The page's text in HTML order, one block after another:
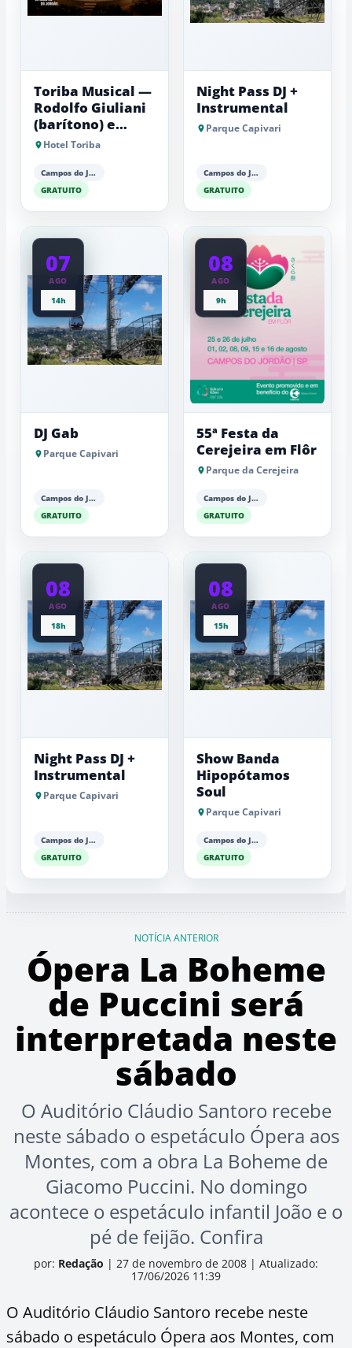
Toriba Musical —
Rodolfo Giuliani
(barítono) e
Antonio Luiz
Hotel Toriba
Campos do Jordão
GRATUITO
Night Pass DJ +
Instrumental
Parque Capivari
Campos do Jordão
GRATUITO
07
AGO
14h
DJ Gab
Parque Capivari
Campos do Jordão
GRATUITO
08
AGO
9h
55ª Festa da
Cerejeira em Flôr
Parque da Cerejeira
Campos do Jordão
GRATUITO
08
AGO
18h
Night Pass DJ +
Instrumental
Parque Capivari
Campos do Jordão
GRATUITO
08
AGO
15h
Show Banda
Hipopótamos
Soul
Parque Capivari
Campos do Jordão
GRATUITO
NOTÍCIA ANTERIOR
Ópera La Boheme
de Puccini será
interpretada neste
sábado
O Auditório Cláudio Santoro recebe
neste sábado o espetáculo Ópera aos
Montes, com a obra La Boheme de
Giacomo Puccini. No domingo
acontece o espetáculo infantil João e o
pé de feijão. Confira
por: Redação | 27 de novembro de 2008 | Atualizado:
17/06/2026 11:39
O Auditório Cláudio Santoro recebe neste
sábado o espetáculo Ópera aos Montes, com